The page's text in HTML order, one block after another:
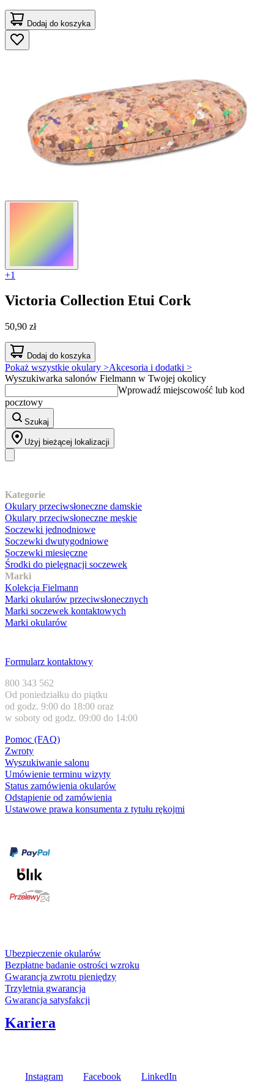
Dodaj do koszyka
+1
Victoria Collection Etui Cork
50,90 zł
Dodaj do koszyka
Pokaż wszystkie okulary >Akcesoria i dodatki >
Wyszukiwarka salonów Fielmann w Twojej okolicy
Wprowadź miejscowość lub kod
pocztowy
Szukaj
Użyj bieżącej lokalizacji
Kategorie
Okulary przeciwsłoneczne damskie
Okulary przeciwsłoneczne męskie
Soczewki jednodniowe
Soczewki dwutygodniowe
Soczewki miesięczne
Środki do pielęgnacji soczewek
Marki
Kolekcja Fielmann
Marki okularów przeciwsłonecznych
Marki soczewek kontaktowych
Marki okularów
Formularz kontaktowy
800 343 562
Od poniedziałku do piątku
od godz. 9:00 do 18:00 oraz
w soboty od godz. 09:00 do 14:00
Pomoc (FAQ)
Zwroty
Wyszukiwanie salonu
Umówienie terminu wizyty
Status zamówienia okularów
Odstąpienie od zamówienia
Ustawowe prawa konsumenta z tytułu rękojmi
Ubezpieczenie okularów
Bezpłatne badanie ostrości wzroku
Gwarancja zwrotu pieniędzy
Trzyletnia gwarancja
Gwarancja satysfakcji
Kariera
Instagram Facebook LinkedIn